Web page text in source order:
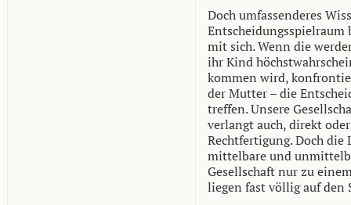
Doch umfassenderes
mit sich. Wenn die
ihr Kind
kommen wird,
der Mutter – die
treffen. Unsere
verlangt auch, direkt
Rechtfertigung. Doch die
mittelbare und
Gesellschaft nur zu
liegen fast völlig auf den